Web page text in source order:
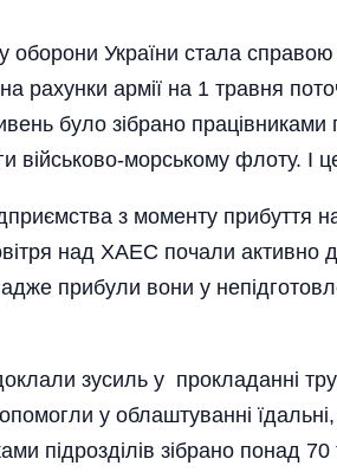
оборони України стала
рахунки армії на 1 травня
було зібрано працівниками
військово-морському флоту. І
з моменту прибуття
над ХАЕС почали активно
адже прибули вони у
зусиль у прокладанні
у облаштуванні
підрозділів зібрано понад